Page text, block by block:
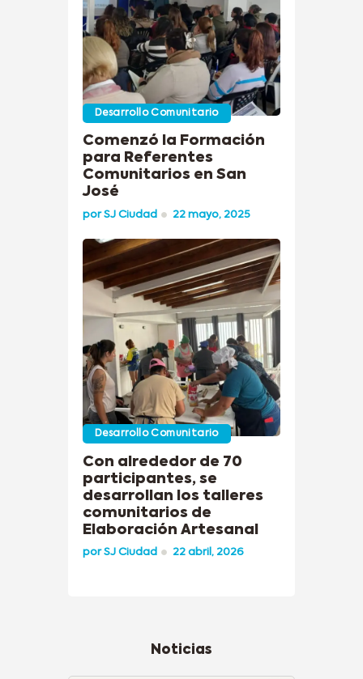
Desarrollo Comunitario
Comenzó la Formación
para Referentes
Comunitarios en San
José
porSJ Ciudad 22 mayo, 2025
Desarrollo Comunitario
Con alrededor de 70
participantes, se
desarrollan los talleres
comunitarios de
Elaboración Artesanal
porSJ Ciudad 22 abril, 2026
Noticias